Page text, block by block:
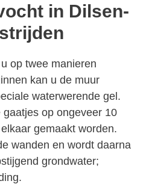
in Dilsen-
op twee manieren
kan u de muur
waterwerende gel.
op ongeveer 10
gemaakt worden.
wanden en wordt daarna
grondwater;